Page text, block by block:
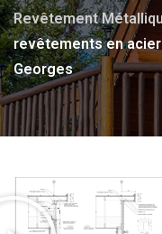
Revêtement
revêtements en
Georges